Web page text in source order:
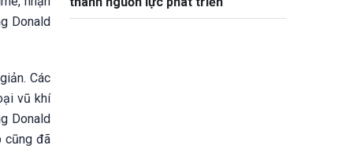
Donald
Các
vũ khí
Donald
cũng đã